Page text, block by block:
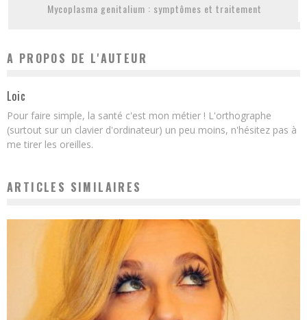
Mycoplasma genitalium : symptômes et traitement
A PROPOS DE L'AUTEUR
Loic
Pour faire simple, la santé c'est mon métier ! L'orthographe
(surtout sur un clavier d'ordinateur) un peu moins, n'hésitez pas à
me tirer les oreilles.
ARTICLES SIMILAIRES